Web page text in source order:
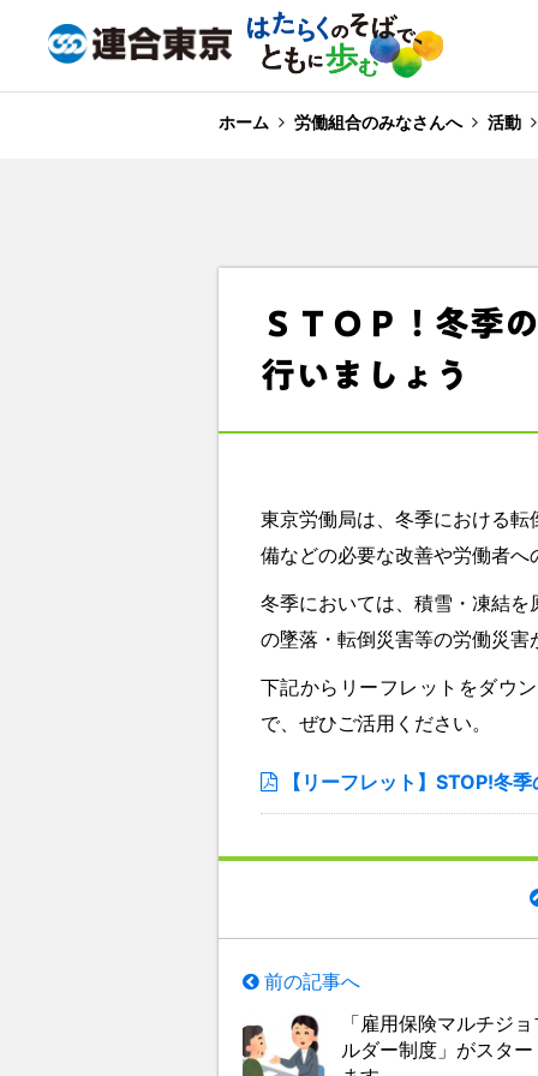
ホーム 労働組合のみなさんへ 活動
ＳＴＯＰ！冬季
行いましょう
東京労働局は、冬季における
備などの必要な改善や労働者
冬季においては、積雪・凍結
の墜落・転倒災害等の労働災
下記からリーフレットをダウ
で、ぜひご活用ください。
【リーフレット】STOP!冬
前の記事へ
「雇用保険マルチジ
ルダー制度」がスター